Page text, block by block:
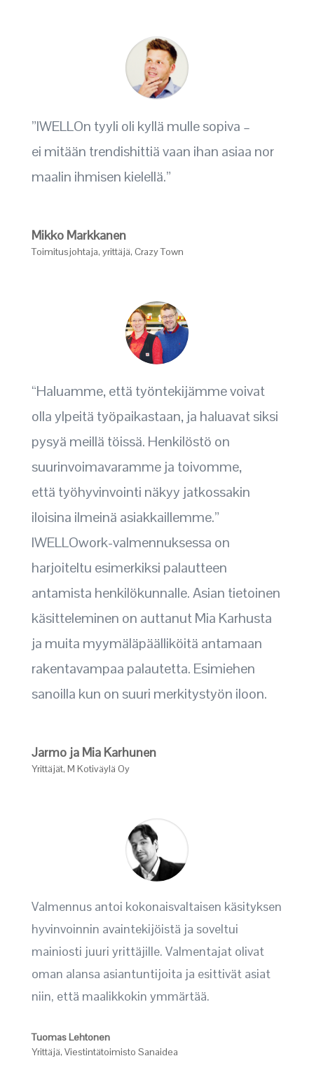
”IWELLOn tyyli oli kyllä mulle sopiva –
ei mitään trendishittiä vaan ihan asiaa nor
maalin ihmisen kielellä.”
Mikko Markkanen
Toimitusjohtaja, yrittäjä, Crazy Town
“Haluamme, että työntekijämme voivat
olla ylpeitä työpaikastaan, ja haluavat siksi
pysyä meillä töissä. Henkilöstö on
suurinvoimavaramme ja toivomme,
että työhyvinvointi näkyy jatkossakin
iloisina ilmeinä asiakkaillemme.”
IWELLOwork-valmennuksessa on
harjoiteltu esimerkiksi palautteen
antamista henkilökunnalle. Asian tietoinen
käsitteleminen on auttanut Mia Karhusta
ja muita myymäläpäälliköitä antamaan
rakentavampaa palautetta. Esimiehen
sanoilla kun on suuri merkitystyön iloon.
Jarmo ja Mia Karhunen
Yrittäjät, M Kotiväylä Oy
Valmennus antoi kokonaisvaltaisen käsityksen
hyvinvoinnin avaintekijöistä ja soveltui
mainiosti juuri yrittäjille. Valmentajat olivat
oman alansa asiantuntijoita ja esittivät asiat
niin, että maalikkokin ymmärtää.
Tuomas Lehtonen
Yrittäjä, Viestintätoimisto Sanaidea